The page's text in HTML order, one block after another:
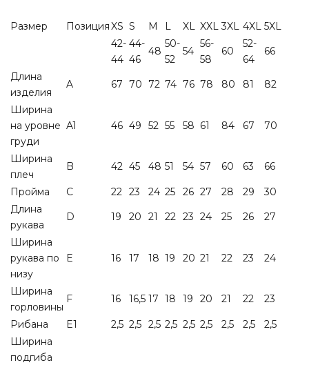
Размер ПозицияXS S M L XL XXL 3XL 4XL 5XL
42-
44
44-
46
48
50-
52
54
56-
58
60
52-
64
66
Длина
изделия
A 67 70 72 74 76 78 80 81 82
Ширина
на уровне
груди
A1 46 49 52 55 58 61 84 67 70
Ширина
плеч
B 42 45 48 51 54 57 60 63 66
Пройма C 22 23 24 25 26 27 28 29
30
Длина
рукава
D 19 20 21 22 23 24 25 26 27
Ширина
рукава по
низу
E 16 17 18 19 20 21 22 23 24
Ширина
горловины
F 16 16,5 17 18 19 20 21 22 23
Рибана E1 2,5 2,5 2,5 2,5 2,5 2,5 2,5 2,5
2,5
Ширина
подгиба